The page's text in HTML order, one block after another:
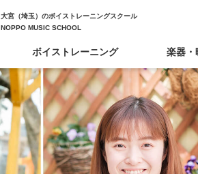
大宮（埼玉）のボイストレーニングスクール
NOPPO MUSIC SCHOOL
ボイストレーニング 楽器・